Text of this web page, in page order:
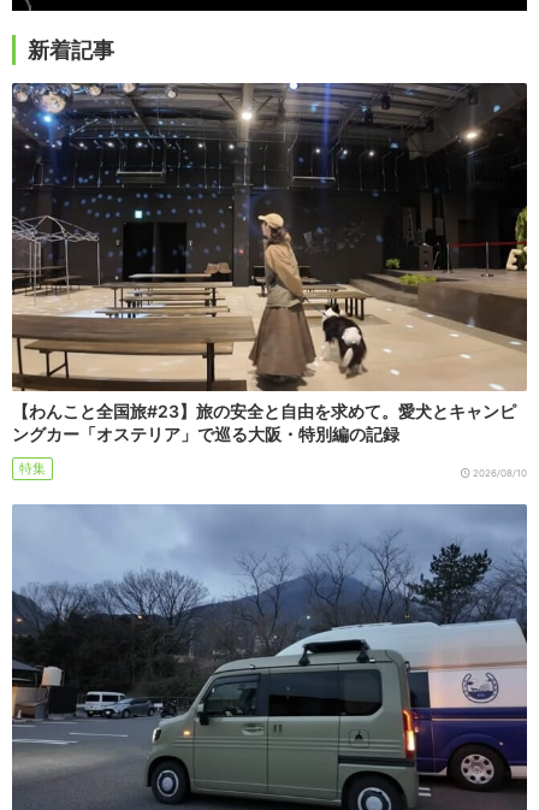
新着記事
【わんこと全国旅#23】旅の安全と自由を求めて。愛犬とキャンピ
ングカー「オステリア」で巡る大阪・特別編の記録
特集 2026/08/10